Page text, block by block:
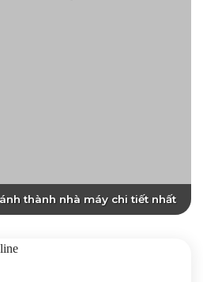
thành nhà máy chi tiết nhất